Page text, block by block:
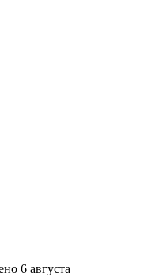
6 августа